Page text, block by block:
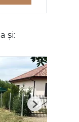
și:
Next